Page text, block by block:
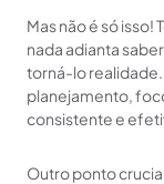
Mas não é só
nada adianta
torná-lo
planejamento,
consistente e
Outro ponto